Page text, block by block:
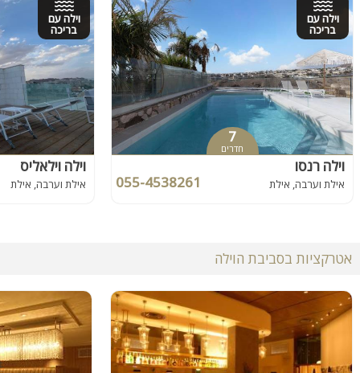
וילה עם
בריכה
7
חדרים
וילה רנסו
אילת וערבה, אילת 055-4538261
וילה עם
בריכה
וילה וילאליס
אילת וערבה, אילת
אטרקציות בסביבת הוילה